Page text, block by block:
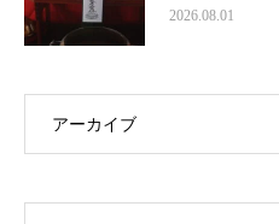
2026.08.01
アーカイブ